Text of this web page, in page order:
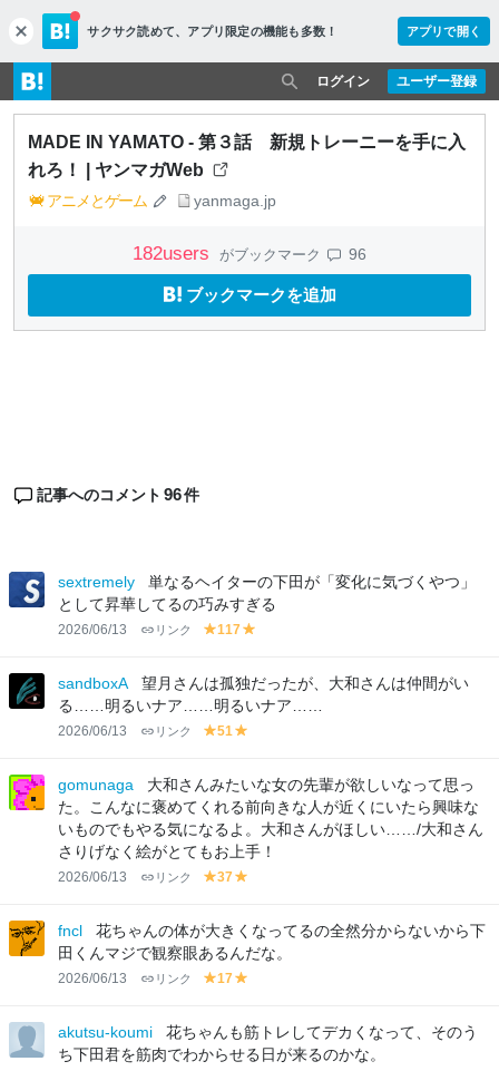
c
l
o
s
e
サクサク読めて、 アプリ限定の機能も多数！ アプリで開く
ユーザー登録
ログイン
MADE IN YAMATO - 第３話 新規トレーニーを手に入
れろ！ | ヤンマガWeb
アニメとゲーム yanmaga.jp
182users がブックマーク 96
ブックマークを追加
記事へのコメント 96件
sextremely
単なるヘイターの下田が「変化に気づくやつ」
として昇華してるの巧みすぎる
2026/06/13 リンク
y
lo
117
lo
w
sandboxA
望月さんは孤独だったが、大和さんは仲間がい
る……明るいナア……明るいナア……
2026/06/13 リンク
y
lo
w
51
lo
w
gomunaga
大和さんみたいな女の先輩が欲しいなって思っ
た。こんなに褒めてくれる前向きな人が近くにいたら興味な
いものでもやる気になるよ。大和さんがほしい……/大和さん
さりげなく絵がとてもお上手！
2026/06/13 リンク
y
lo
w
37
lo
w
fncl
花ちゃんの体が大きくなってるの全然分からないから下
田くんマジで観察眼あるんだな。
2026/06/13 リンク
y
lo
w
17
lo
w
akutsu-koumi
花ちゃんも筋トレしてデカくなって、そのう
ち下田君を筋肉でわからせる日が来るのかな。